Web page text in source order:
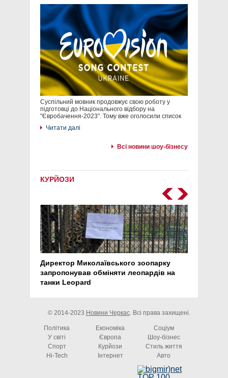
Суспільний мовник продовжує свою роботу у
підготовці до Національного відбору на
"Євробачення-2023". Тому вже оголосили список
Читати далі
Всі новини шоу-бізнесу
КУРЙОЗИ
Директор Миколаївського зоопарку
запропонував обміняти леопардів на
танки Leopard
© 2014-2023 Новини Черкас. Всі права захищені.
Політика Економіка
Соціум
У світі
Європа
Шоу-бізнес
Спорт
Курйози
Стиль життя
Hi-Tech
Інтернет Авто